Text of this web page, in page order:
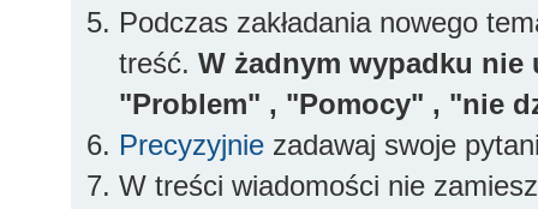
Podczas zakładania nowego
treść. W żadnym wypadku
"Problem" , "Pomocy" , "nie
Precyzyjniezadawaj swoje
W treści wiadomości nie